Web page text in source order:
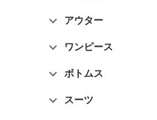
アウター
ワンピース
ボトムス
スーツ